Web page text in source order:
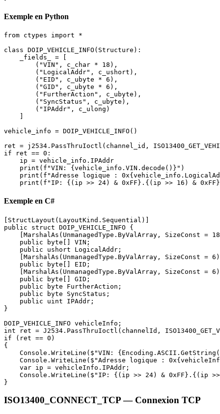
Exemple en Python
from ctypes import *
class DOIP_VEHICLE_INFO(Structure):
    _fields_ = [
        ("VIN", c_char * 18),
        ("LogicalAddr", c_ushort),
        ("EID", c_ubyte * 6),
        ("GID", c_ubyte * 6),
        ("FurtherAction", c_ubyte),
        ("SyncStatus", c_ubyte),
        ("IPAddr", c_ulong)
vehicle_info = DOIP_VEHICLE_INFO()
ret = j2534.PassThruIoctl(channel_id,
if ret == 0:
    ip = vehicle_info.IPAddr
    print(f"VIN: {vehicle_info.VIN.decode()}")
print(f"Adresse logique :
print(f"IP: {(ip >> 24) & 0xFF}.{(ip >> 16) &
Exemple en C#
[StructLayout(LayoutKind.Sequential)]
public struct DOIP_VEHICLE_INFO {
[MarshalAs(UnmanagedType.ByValArray, SizeConst =
    public byte[] VIN;
    public ushort LogicalAddr;
[MarshalAs(UnmanagedType.ByValArray, SizeConst =
    public byte[] EID;
[MarshalAs(UnmanagedType.ByValArray, SizeConst =
    public byte[] GID;
    public byte FurtherAction;
    public byte SyncStatus;
    public uint IPAddr;
}
DOIP_VEHICLE_INFO vehicleInfo;
int ret = J2534.PassThruIoctl(channelId,
if (ret == 0)
{
Console.WriteLine($"VIN:
Console.WriteLine($"Adresse logique :
    var ip = vehicleInfo.IPAddr;
Console.WriteLine($"IP: {(ip >> 24) & 0xFF}.{(ip
}
ISO13400_CONNECT_TCP — Connexion TCP